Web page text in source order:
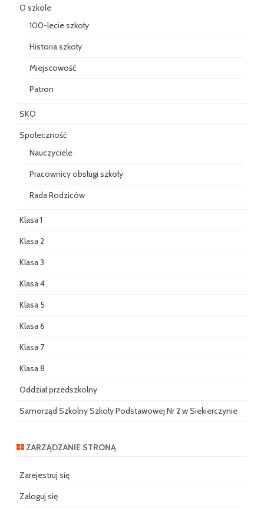
O szkole
100-lecie szkoły
Historia szkoły
Miejscowość
Patron
SKO
Społeczność
Nauczyciele
Pracownicy obsługi szkoły
Rada Rodziców
Klasa 1
Klasa 2
Klasa 3
Klasa 4
Klasa 5
Klasa 6
Klasa 7
Klasa 8
Oddział przedszkolny
Samorząd Szkolny Szkoły Podstawowej Nr 2 w Siekierczynie
ZARZĄDZANIE STRONĄ
Zarejestruj się
Zaloguj się